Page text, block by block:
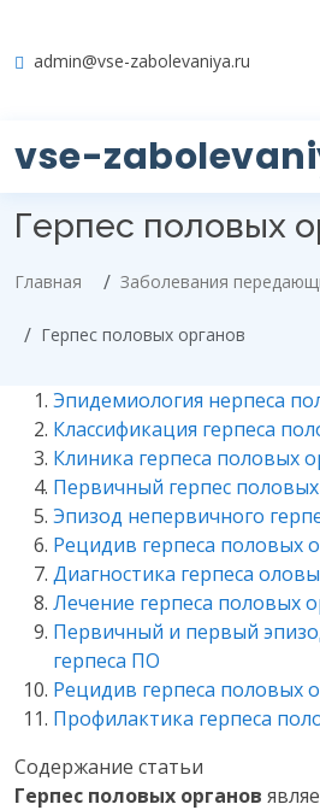
admin@vse-zabolevaniya.ru
vse-
Герпес половых
Главная Заболевания
Герпес половых органов
Эпидемиология нерпеса
Классификация герпеса
Клиника герпеса половых
Первичный герпес
Эпизод непервичного
Рецидив герпеса половых
Диагностика герпеса
Лечение герпеса половых
Первичный и первый
герпеса ПО
Рецидив герпеса половых
Профилактика герпеса
Содержание статьи
Герпес половых органов